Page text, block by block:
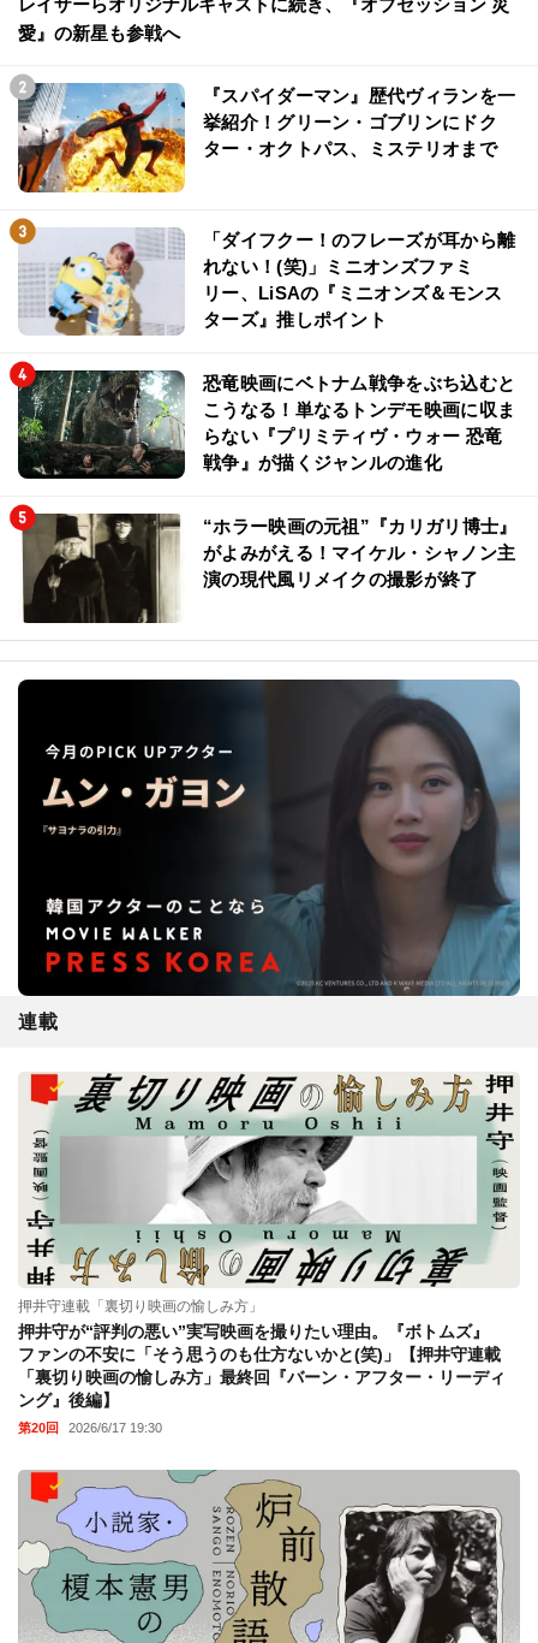
レイザーらオリジナルキャストに続き、『オブセッション 災
愛』の新星も参戦へ
『スパイダーマン』歴代ヴィランを一
挙紹介！グリーン・ゴブリンにドク
ター・オクトパス、ミステリオまで
「ダイフクー！のフレーズが耳から離
れない！(笑)」ミニオンズファミ
リー、LiSAの『ミニオンズ＆モンス
ターズ』推しポイント
恐竜映画にベトナム戦争をぶち込むと
こうなる！単なるトンデモ映画に収ま
らない『プリミティヴ・ウォー 恐竜
戦争』が描くジャンルの進化
“ホラー映画の元祖”『カリガリ博士』
がよみがえる！マイケル・シャノン主
演の現代風リメイクの撮影が終了
連載
押井守連載「裏切り映画の愉しみ方」
押井守が“評判の悪い”実写映画を撮りたい理由。『ボトムズ』
ファンの不安に「そう思うのも仕方ないかと(笑)」【押井守連載
「裏切り映画の愉しみ方」最終回『バーン・アフター・リーディ
ング』後編】
第20回 2026/6/17 19:30